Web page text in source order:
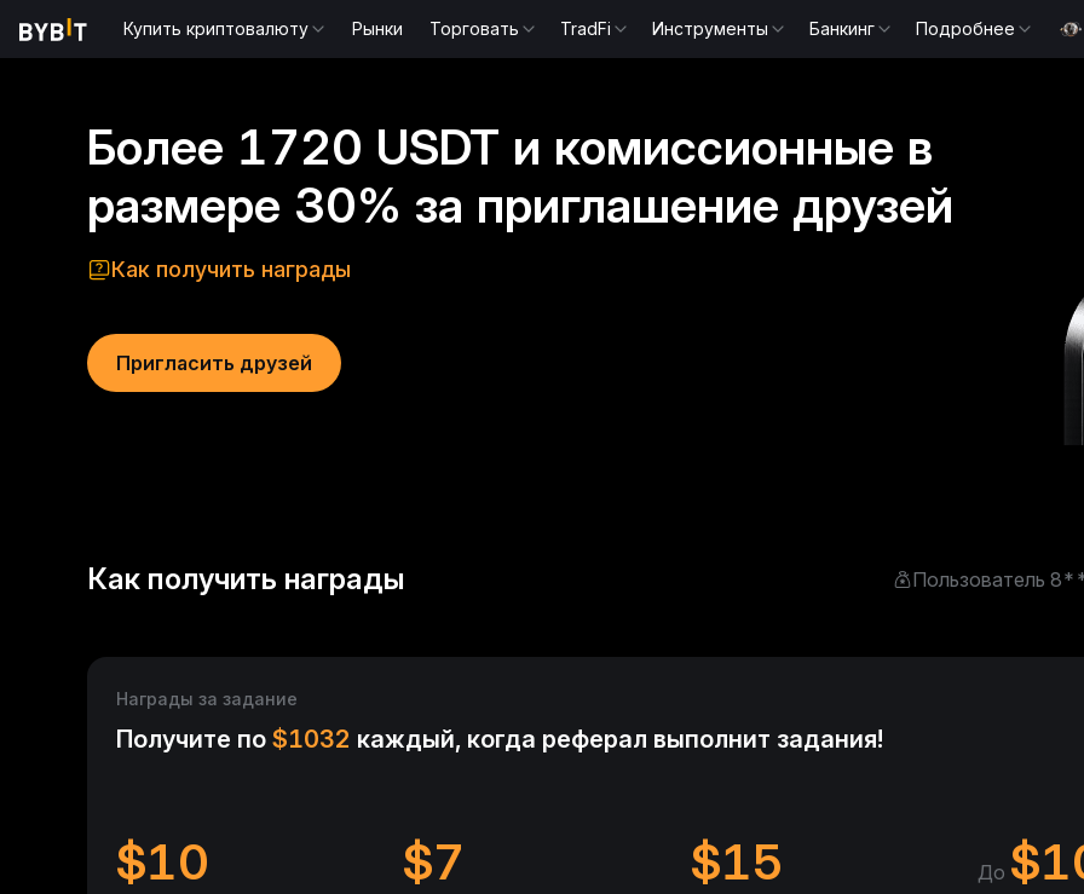
Купить криптовалюту Рынки Торговать TradFi Инструменты Банкинг Подробнее
Более 1720 USDT и комиссионные в
размере 30% за приглашение друзей
Как получить награды
Пригласить друзей
Как получить награды Пользователь
Пользователь
Награды за задание
Получите по $1032 каждый, когда реферал выполнит задания!
$10 $7 $15 До $